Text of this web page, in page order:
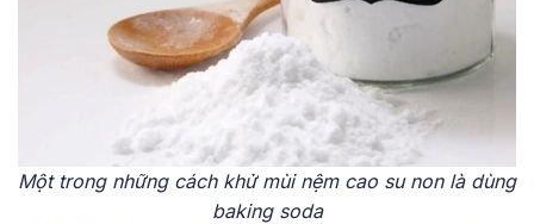
Một trong những cách khử mùi nệm cao su non là dùng
baking soda